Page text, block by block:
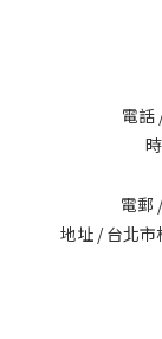
電話
電郵
地址 / 台北市